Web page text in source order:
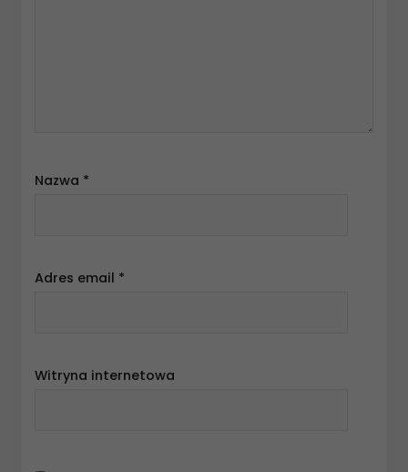
Nazwa *
Adres email *
Witryna internetowa